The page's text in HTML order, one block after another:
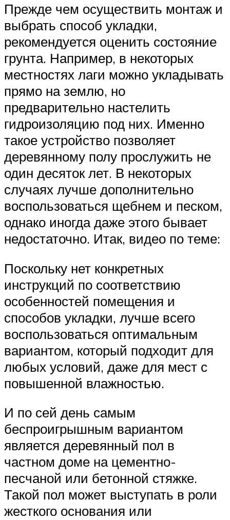
Прежде чем осуществить монтаж и
выбрать способ укладки,
рекомендуется оценить состояние
грунта. Например, в некоторых
местностях лаги можно укладывать
прямо на землю, но
предварительно настелить
гидроизоляцию под них. Именно
такое устройство позволяет
деревянному полу прослужить не
один десяток лет. В некоторых
случаях лучше дополнительно
воспользоваться щебнем и песком,
однако иногда даже этого бывает
недостаточно. Итак, видео по теме:
Поскольку нет конкретных
инструкций по соответствию
особенностей помещения и
способов укладки, лучше всего
воспользоваться оптимальным
вариантом, который подходит для
любых условий, даже для мест с
повышенной влажностью.
И по сей день самым
беспроигрышным вариантом
является деревянный пол в
частном доме на цементно-
песчаной или бетонной стяжке.
Такой пол может выступать в роли
жесткого основания или